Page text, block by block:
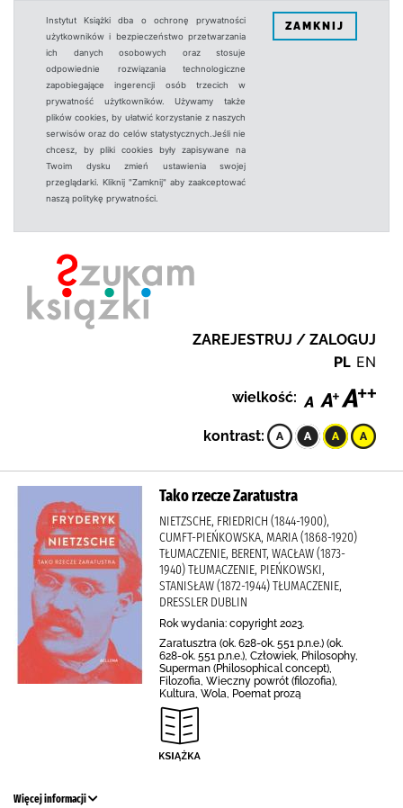
Instytut Książki dba o ochronę prywatności
użytkowników i bezpieczeństwo przetwarzania
ich danych osobowych oraz stosuje
odpowiednie rozwiązania technologiczne
zapobiegające ingerencji osób trzecich w
prywatność użytkowników. Używamy także
plików cookies, by ułatwić korzystanie z naszych
serwisów oraz do celów statystycznych.Jeśli nie
chcesz, by pliki cookies były zapisywane na
Twoim dysku zmień ustawienia swojej
przeglądarki. Kliknij "Zamknij" aby zaakceptować
naszą politykę prywatności.
ZAMKNIJ
ZAREJESTRUJ / ZALOGUJ
PL EN
wielkość:
kontrast:
Tako rzecze Zaratustra
NIETZSCHE, FRIEDRICH (1844-1900),
CUMFT-PIEŃKOWSKA, MARIA (1868-1920)
TŁUMACZENIE, BERENT, WACŁAW (1873-
1940) TŁUMACZENIE, PIEŃKOWSKI,
STANISŁAW (1872-1944) TŁUMACZENIE,
DRESSLER DUBLIN
Rok wydania: copyright 2023.
Zaratusztra (ok. 628-ok. 551 p.n.e.) (ok.
628-ok. 551 p.n.e.), Człowiek, Philosophy,
Superman (Philosophical concept),
Filozofia, Wieczny powrót (filozofia),
Kultura, Wola, Poemat prozą
Więcej informacji